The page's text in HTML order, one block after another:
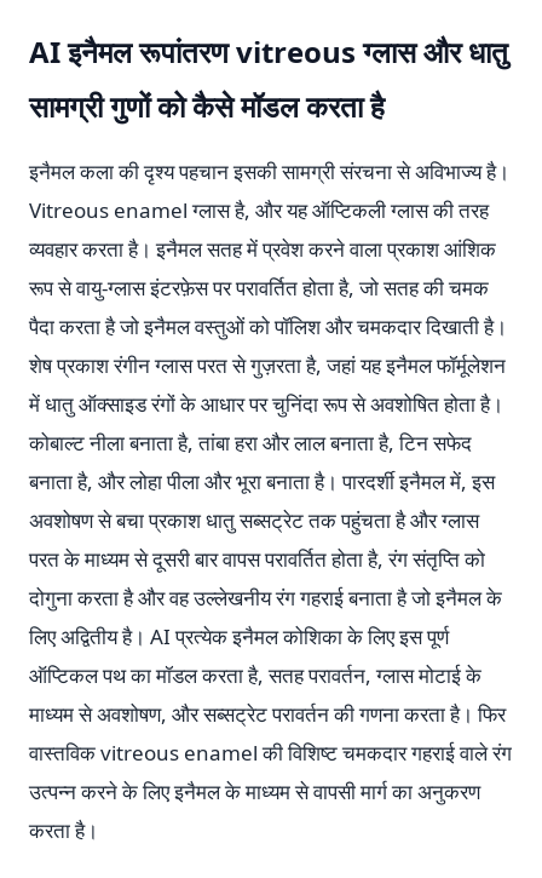
AI इनैमल रूपांतरण vitreous ग्लास और धातु
सामग्री गुणों को कैसे मॉडल करता है
इनैमल कला की दृश्य पहचान इसकी सामग्री संरचना से अविभाज्य है।
Vitreous enamel ग्लास है, और यह ऑप्टिकली ग्लास की तरह
व्यवहार करता है। इनैमल सतह में प्रवेश करने वाला प्रकाश आंशिक
रूप से वायु-ग्लास इंटरफ़ेस पर परावर्तित होता है, जो सतह की चमक
पैदा करता है जो इनैमल वस्तुओं को पॉलिश और चमकदार दिखाती है।
शेष प्रकाश रंगीन ग्लास परत से गुज़रता है, जहां यह इनैमल फॉर्मूलेशन
में धातु ऑक्साइड रंगों के आधार पर चुनिंदा रूप से अवशोषित होता है।
कोबाल्ट नीला बनाता है, तांबा हरा और लाल बनाता है, टिन सफेद
बनाता है, और लोहा पीला और भूरा बनाता है। पारदर्शी इनैमल में, इस
अवशोषण से बचा प्रकाश धातु सब्सट्रेट तक पहुंचता है और ग्लास
परत के माध्यम से दूसरी बार वापस परावर्तित होता है, रंग संतृप्ति को
दोगुना करता है और वह उल्लेखनीय रंग गहराई बनाता है जो इनैमल के
लिए अद्वितीय है। AI प्रत्येक इनैमल कोशिका के लिए इस पूर्ण
ऑप्टिकल पथ का मॉडल करता है, सतह परावर्तन, ग्लास मोटाई के
माध्यम से अवशोषण, और सब्सट्रेट परावर्तन की गणना करता है। फिर
वास्तविक vitreous enamel की विशिष्ट चमकदार गहराई वाले रंग
उत्पन्न करने के लिए इनैमल के माध्यम से वापसी मार्ग का अनुकरण
करता है।